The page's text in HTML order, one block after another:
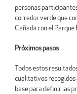
personas
corredor verde que
Cañada con el Parque
Próximos pasos
Todos estos
cualitativos recogidos
base para definir las